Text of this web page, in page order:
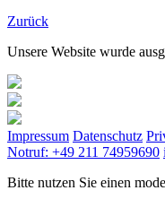
Zurück
Unsere Website wurde
Impressum Datenschutz
Notruf: +49 211 74959690
Bitte nutzen Sie einen